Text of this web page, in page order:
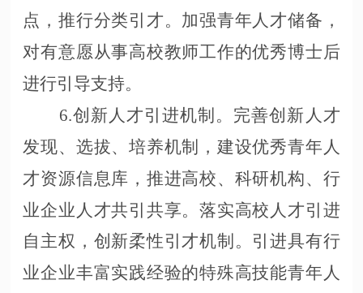
点，推行分类引才。加强青年人才储备，
对有意愿从事高校教师工作的优秀博士后
进行引导支持。
6.创新人才引进机制。完善创新人才
发现、选拔、培养机制，建设优秀青年人
才资源信息库，推进高校、科研机构、行
业企业人才共引共享。落实高校人才引进
自主权，创新柔性引才机制。引进具有行
业企业丰富实践经验的特殊高技能青年人